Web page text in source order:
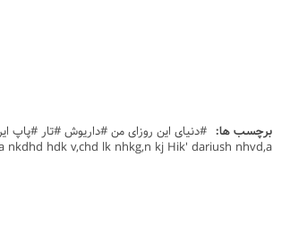
برچسب ها:
nkdhd hdk v,chd lk nhkg,n kj Hik' dariush nhvd,a